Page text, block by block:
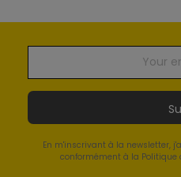
En m'inscrivant à la newsletter,
conformément à la Politique